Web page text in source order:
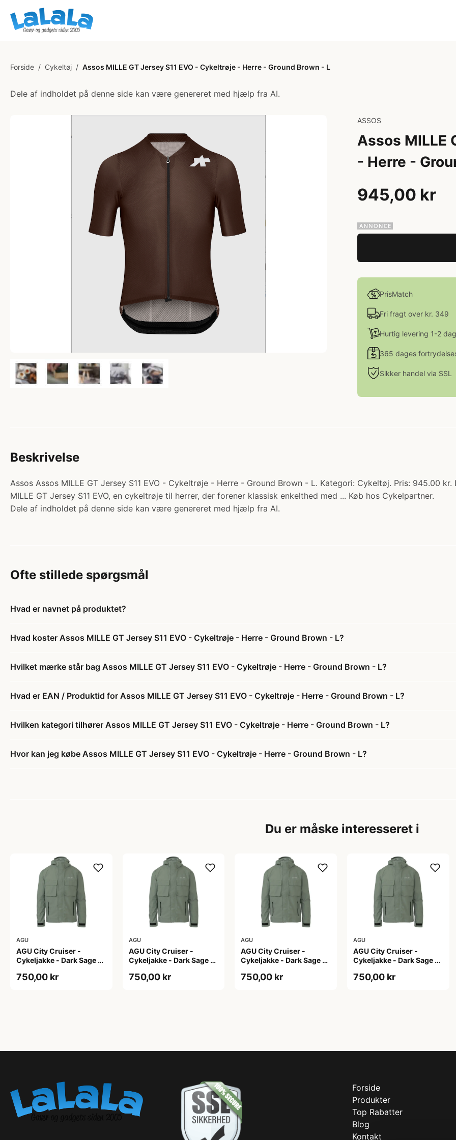
Forside / Cykeltøj / Assos MILLE GT Jersey S11 EVO - Cykeltrøje - Herre - Ground Brown - L
Dele af indholdet på denne side kan være genereret med hjælp fra AI.
ASSOS
Assos MILLE
- Herre -
945,00 kr
PrisMatch
Fri fragt over kr. 349
Hurtig levering 1-2
365 dages
Sikker handel via SSL
Beskrivelse
Assos Assos MILLE GT Jersey S11 EVO - Cykeltrøje - Herre - Ground Brown - L. Kategori: Cykeltøj. Pris: 945.00
MILLE GT Jersey S11 EVO, en cykeltrøje til herrer, der forener klassisk enkelthed med ... Køb hos Cykelpartner.
Dele af indholdet på denne side kan være genereret med hjælp fra AI.
Ofte stillede spørgsmål
Hvad er navnet på produktet?
Hvad koster Assos MILLE GT Jersey S11 EVO - Cykeltrøje - Herre - Ground Brown - L?
Hvilket mærke står bag Assos MILLE GT Jersey S11 EVO - Cykeltrøje - Herre - Ground Brown - L?
Hvad er EAN / Produktid for Assos MILLE GT Jersey S11 EVO - Cykeltrøje - Herre - Ground Brown - L?
Hvilken kategori tilhører Assos MILLE GT Jersey S11 EVO - Cykeltrøje - Herre - Ground Brown - L?
Hvor kan jeg købe Assos MILLE GT Jersey S11 EVO - Cykeltrøje - Herre - Ground Brown - L?
Du er måske interesseret i
AGU
AGU City Cruiser -
Cykeljakke - Dark Sage -
750,00 kr
AGU
AGU City Cruiser -
Cykeljakke - Dark Sage -
750,00 kr
AGU
AGU City Cruiser -
Cykeljakke - Dark Sage -
750,00 kr
AGU
AGU City Cruiser -
Cykeljakke - Dark Sage -
750,00 kr
Forside
Produkter
Top Rabatter
Blog
Kontakt